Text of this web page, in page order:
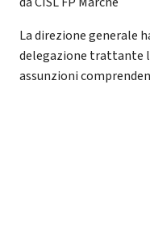
La direzione generale
delegazione trattante
assunzioni